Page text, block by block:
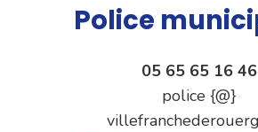
Police
05 65 65 16 46
police {@}